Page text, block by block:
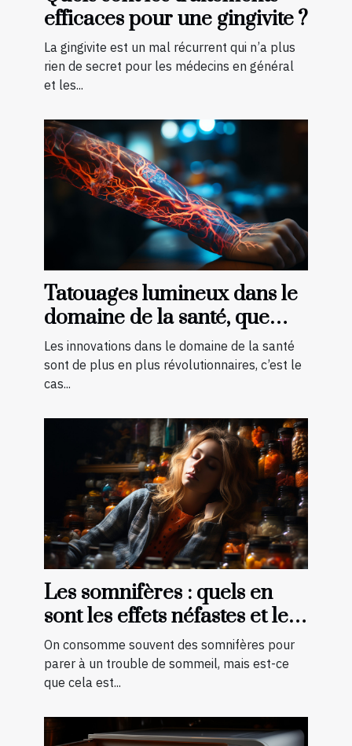
efficaces pour une gingivite ?
La gingivite est un mal récurrent qui n’a plus
rien de secret pour les médecins en général
et les...
Tatouages lumineux dans le
domaine de la santé, que
faut-il savoir ?
Les innovations dans le domaine de la santé
sont de plus en plus révolutionnaires, c’est le
cas...
Les somnifères : quels en
sont les effets néfastes et les
palliatifs ?
On consomme souvent des somnifères pour
parer à un trouble de sommeil, mais est-ce
que cela est...